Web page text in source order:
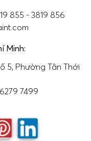
855 - 3819 856
Minh:
5, Phường Tân Thới
7499